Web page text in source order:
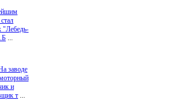
"Лебедь-
заводе
и
т